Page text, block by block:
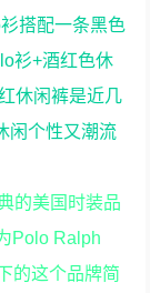
搭配一条黑色
衫+酒红色休
休闲裤是近几
闲个性又潮流
的美国时装品
Polo Ralph
的这个品牌简